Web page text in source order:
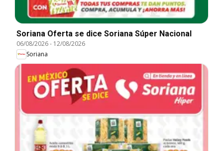
Soriana Oferta se dice Soriana Súper Nacional
06/08/2026- 12/08/2026
Soriana